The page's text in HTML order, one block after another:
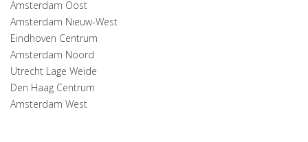
Amsterdam Oost
Amsterdam Nieuw-West
Eindhoven Centrum
Amsterdam Noord
Utrecht Lage Weide
Den Haag Centrum
Amsterdam West